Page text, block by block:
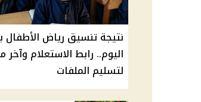
نتيجة تنسيق رياض الأطفال
اليوم.. رابط الاستعلام وآخر
لتسليم الملفات